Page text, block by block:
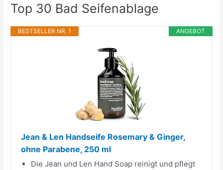
Top 30 Bad Seifenablage
ANGEBOT
BESTSELLER NR. 1
Jean & Len Handseife Rosemary & Ginger,
ohne Parabene, 250 ml
Die Jean und Len Hand Soap reinigt und pflegt